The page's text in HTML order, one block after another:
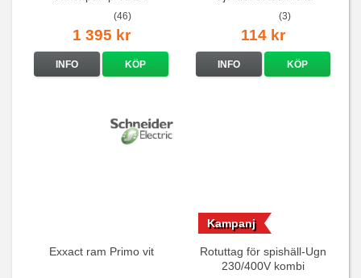
(46)
1 395 kr
INFO KÖP
16A/250V
(3)
114 kr
INFO KÖP
Exxact ram Primo vit
Rotuttag för spishäll-Ugn
230/400V kombi
Kampanj